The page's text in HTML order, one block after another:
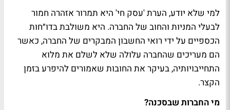
למי שלא יודע, הערת 'עסק חי' היא תמרור אזהרה חמור
לבעלי המניות והחוב של החברה. היא משולבת בדו״חות
הכספיים על ידי רואי החשבון המבקרים של החברה, כאשר
הם מעריכים שהחברה עלולה שלא לשלם את מלוא
התחייבויותיה, בעיקר את החובות שאמורים להיפרע בזמן
הקצר.
מי החברות שבסכנה?